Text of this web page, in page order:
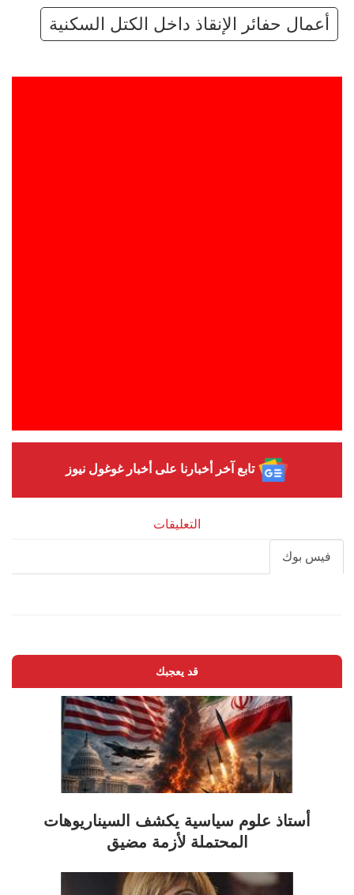
أعمال حفائر الإنقاذ داخل الكتل السكنية
تابع آخر أخبارنا على أخبار غوغول نيوز
التعليقات
فيس بوك
قد يعجبك
أستاذ علوم سياسية يكشف السيناريوهات
المحتملة لأزمة مضيق